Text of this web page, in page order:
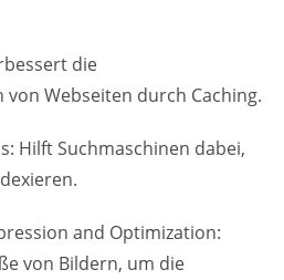
die
von Webseiten durch Caching.
Hilft Suchmaschinen dabei,
and Optimization:
von Bildern, um die